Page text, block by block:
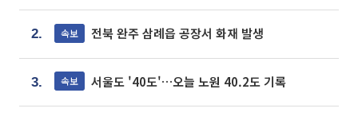
2. 속보 전북 완주 삼례읍 공장서 화재 발생
3. 속보 서울도 '40도'…오늘 노원 40.2도 기록